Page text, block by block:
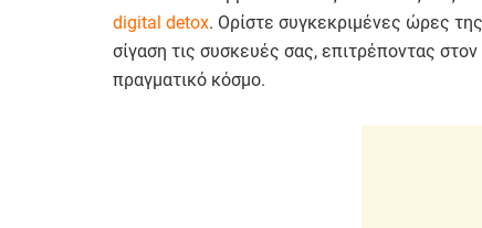
digital detox. Ορίστε συγκεκριμένες ώρες
σίγαση τις συσκευές σας, επιτρέποντας
πραγματικό κόσμο.